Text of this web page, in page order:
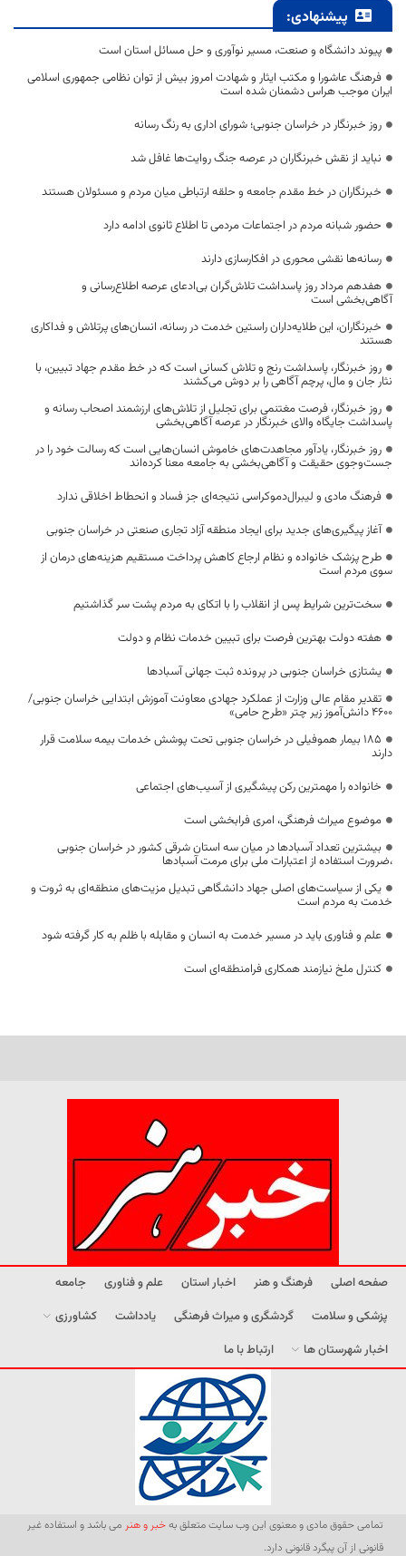
پیشنهادی:
پیوند دانشگاه و صنعت، مسیر نوآوری و حل مسائل استان است
فرهنگ عاشورا و مکتب ایثار و شهادت امروز بیش از توان نظامی جمهوری اسلامی
ایران موجب هراس دشمنان شده است
روز خبرنگار در خراسان جنوبی؛ شورای اداری به رنگ رسانه
نباید از نقش خبرنگاران در عرصه جنگ روایت‌ها غافل شد
خبرنگاران در خط مقدم جامعه و حلقه ارتباطی میان مردم و مسئولان هستند
حضور شبانه مردم در اجتماعات مردمی تا اطلاع ثانوی ادامه دارد
رسانه‌ها نقشی محوری در افکارسازی دارند
هفدهم مرداد روز پاسداشت تلاش‌گران بی‌ادعای عرصه اطلاع‌رسانی و
آگاهی‌بخشی است
خبرنگاران، این طلایه‌داران راستین خدمت در رسانه، انسان‌های پرتلاش و فداکاری
هستند
روز خبرنگار، پاسداشت رنج و تلاش کسانی است که در خط مقدم جهاد تبیین، با
نثار جان و مال، پرچم آگاهی را بر دوش می‌کشند
روز خبرنگار، فرصت مغتنمی برای تجلیل از تلاش‌های ارزشمند اصحاب رسانه و
پاسداشت جایگاه والای خبرنگار در عرصه آگاهی‌بخشی
روز خبرنگار، یادآور مجاهدت‌های خاموش انسان‌هایی است که رسالت خود را در
جست‌وجوی حقیقت و آگاهی‌بخشی به جامعه معنا کرده‌اند
فرهنگ مادی و لیبرال‌دموکراسی نتیجه‌ای جز فساد و انحطاط اخلاقی ندارد
آغاز پیگیری‌های جدید برای ایجاد منطقه آزاد تجاری صنعتی در خراسان جنوبی
طرح پزشک خانواده و نظام ارجاع کاهش پرداخت مستقیم هزینه‌های درمان از
سوی مردم است
سخت‌ترین شرایط پس از انقلاب را با اتکای به مردم پشت سر گذاشتیم
هفته دولت بهترین فرصت برای تبیین خدمات نظام و دولت
یشتازی خراسان جنوبی در پرونده ثبت جهانی آسبادها
تقدیر مقام عالی وزارت از عملکرد جهادی معاونت آموزش ابتدایی خراسان جنوبی/
۴۶۰۰ دانش‌آموز زیر چتر «طرح حامی»
۱۸۵ بیمار هموفیلی در خراسان جنوبی تحت پوشش خدمات بیمه سلامت قرار
دارند
خانواده را مهمترین رکن پیشگیری از آسیب‌های اجتماعی
موضوع میراث فرهنگی، امری فرابخشی است
بیشترین تعداد آسبادها در میان سه استان شرقی کشور در خراسان جنوبی
،ضرورت استفاده از اعتبارات ملی برای مرمت آسبادها
یکی از سیاست‌های اصلی جهاد دانشگاهی تبدیل مزیت‌های منطقه‌ای به ثروت و
خدمت به مردم است
علم و فناوری باید در مسیر خدمت به انسان و مقابله با ظلم به کار گرفته شود
کنترل ملخ نیازمند همکاری فرامنطقه‌ای است
صفحه اصلی فرهنگ و هنر اخبار استان علم و فناوری
جامعه
پزشکی و سلامت
گردشگری و میراث فرهنگی یادداشت
کشاورزی
اخبار شهرستان ها
ارتباط با ما
تمامی حقوق مادی و معنوی این وب سایت متعلق بهخبر و هنر می باشد و استفاده غیر
قانونی از آن پیگرد قانونی دارد.